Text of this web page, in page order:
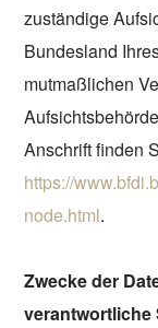
zuständige
Bundesland
mutmaßlichen
Anschrift finden
https://
node.html.
Zwecke der
verantwortliche